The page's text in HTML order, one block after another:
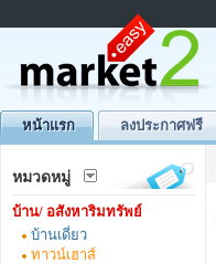
หน้าแรก ลงประกาศฟรี
หมวดหมู่
บ้าน/ อสังหาริมทรัพย์
บ้านเดี่ยว
ทาวน์เฮาส์